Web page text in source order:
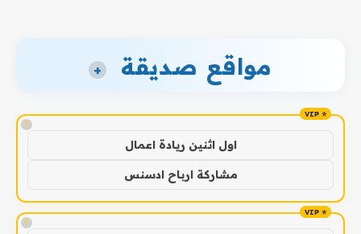
مواقع صديقة +
!
اول اثنين ريادة اعمال
مشاركة ارباح ادسنس
!